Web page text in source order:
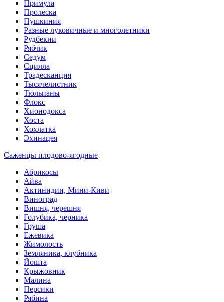
Примула
Пролеска
Пушкиния
Разные луковичные и многолетники
Рудбекии
Рябчик
Седум
Сцилла
Традесканция
Тысячелистник
Тюльпаны
Флокс
Хионодокса
Хоста
Хохлатка
Эхинацея
Саженцы плодово-ягодные
Абрикосы
Айва
Актинидии, Мини-Киви
Виноград
Вишня, черешня
Голубика, черника
Груша
Ежевика
Жимолость
Земляника, клубника
Йошта
Крыжовник
Малина
Персики
Рябина